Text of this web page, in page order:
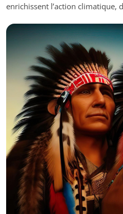
enrichissent l’action climatique,